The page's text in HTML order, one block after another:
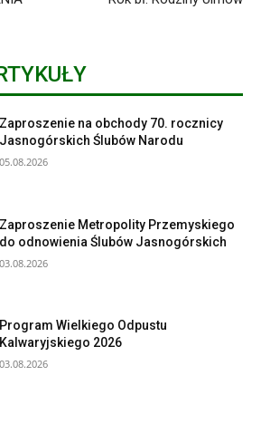
Zaproszenie na obchody 70. rocznicy
Jasnogórskich Ślubów Narodu
05.08.2026
Zaproszenie Metropolity Przemyskiego
do odnowienia Ślubów Jasnogórskich
03.08.2026
Program Wielkiego Odpustu
Kalwaryjskiego 2026
03.08.2026